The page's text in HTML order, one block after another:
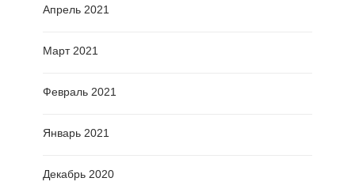
Апрель 2021
Март 2021
Февраль 2021
Январь 2021
Декабрь 2020